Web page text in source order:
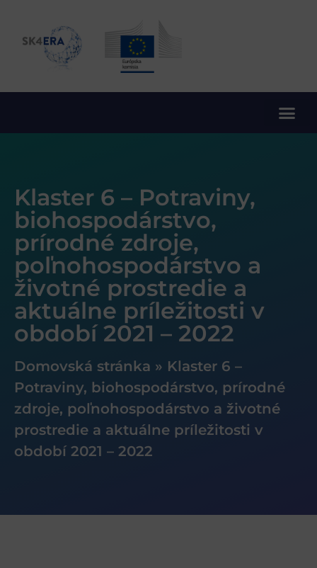
Klaster 6 – Potraviny,
biohospodárstvo,
prírodné zdroje,
poľnohospodárstvo a
životné prostredie a
aktuálne príležitosti v
období 2021 – 2022
Domovská stránka » Klaster 6 –
Potraviny, biohospodárstvo, prírodné
zdroje, poľnohospodárstvo a životné
prostredie a aktuálne príležitosti v
období 2021 – 2022